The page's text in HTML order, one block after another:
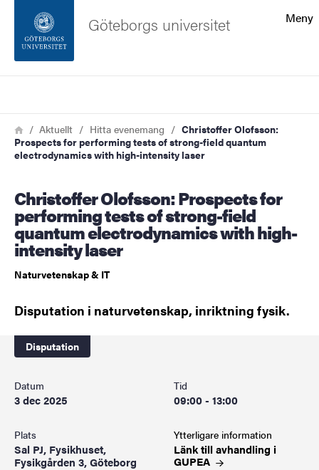
Sidfoten
Om webbplatsen
Meny
Göteborgs universitet
Länkstig
HemAktuellt Hitta evenemang
Christoffer Olofsson:
Prospects for performing tests of strong-field quantum
electrodynamics with high-intensity laser
Christoffer Olofsson: Prospects for
performing tests of strong-field
quantum electrodynamics with high-
intensity laser
Naturvetenskap & IT
Disputation i naturvetenskap, inriktning fysik.
Disputation
Datum
3 dec 2025
Tid
09:00 - 13:00
Plats
Sal PJ, Fysikhuset,
Fysikgården 3, Göteborg
Ytterligare information
Länk till avhandling i
GUPEA